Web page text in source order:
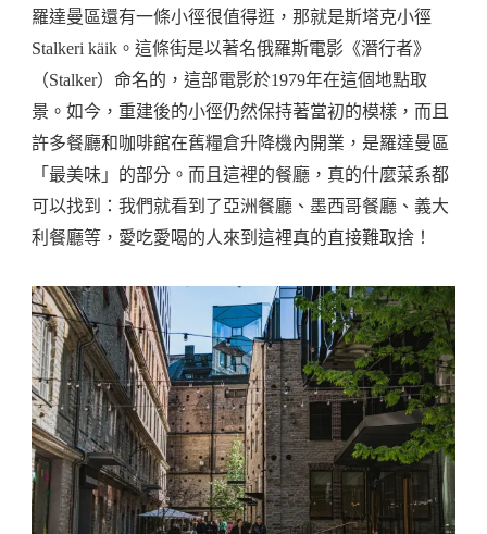
羅達曼區還有一條小徑很值得逛，那就是斯塔克小徑
Stalkeri käik。這條街是以著名俄羅斯電影《潛行者》
（Stalker）命名的，這部電影於1979年在這個地點取
景。如今，重建後的小徑仍然保持著當初的模樣，而且
許多餐廳和咖啡館在舊糧倉升降機內開業，是羅達曼區
「最美味」的部分。而且這裡的餐廳，真的什麼菜系都
可以找到：我們就看到了亞洲餐廳、墨西哥餐廳、義大
利餐廳等，愛吃愛喝的人來到這裡真的直接難取捨！